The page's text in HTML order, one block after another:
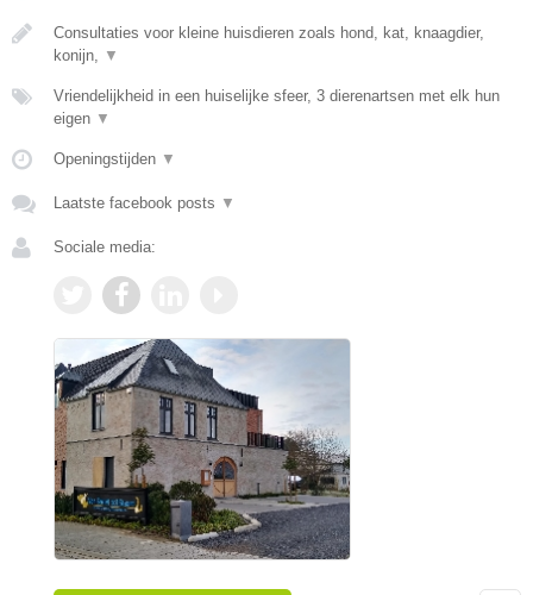
Consultaties voor kleine huisdieren zoals hond, kat, knaagdier,
konijn,
▼
Vriendelijkheid in een huiselijke sfeer, 3 dierenartsen met elk hun
eigen ▼
Openingstijden ▼
Laatste facebook posts ▼
Sociale media: